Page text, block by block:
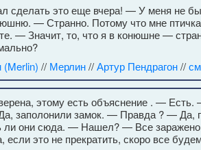
сделать это еще вчера! — У меня не
— Странно. Потому что мне
— Значит, то, что я в конюшне —
// Мерлин//Артур Пендрагон//
этому есть объяснение . —
заполонили замок. — Правда ? — Да,
ли они сюда. — Нашел? — Все
это не прекратить, скоро все